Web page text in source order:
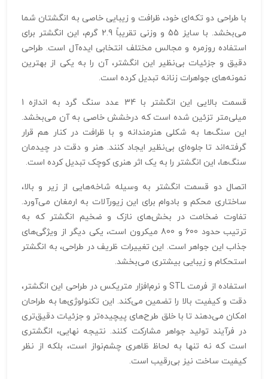
با طراحی دو تکه‌ای خود، ظرافت و زیبایی خاصی به انگشتان شما
می‌بخشد. با سایز 55 و وزنی تقریباً 2.9 گرم، این انگشتر برای
استفاده روزمره و مجالس مختلف انتخابی ایده‌آل است. طراحی
دقیق و جزئیات بی‌نظیر این انگشتر، آن را به یکی از بهترین
نمونه‌های جواهرات زنانه تبدیل کرده است.
قسمت بالایی این انگشتر با 34 عدد سنگ گرد به اندازه 1
میلی‌متر تزئین شده است که درخشش خاصی به آن می‌بخشد.
این سنگ‌ها به شکلی هنرمندانه و با ظرافت در کنار هم قرار
گرفته‌اند تا جلوه‌ای بی‌نظیر ایجاد کنند. هنر و دقت در چیدمان
سنگ‌ها، این انگشتر را به یک اثر هنری کوچک تبدیل کرده است.
اتصال دو قسمت انگشتر به وسیله شاخه‌هایی از زیر و بالا،
ساختاری محکم و بادوام برای این زیورآلات به ارمغان می‌آورد.
تفاوت ضخامت در بخش‌های نازک و ضخیم انگشتر که به
ترتیب حدود 600 و 800 میکرون است، یکی دیگر از ویژگی‌های
جذاب این جواهر است. این تغییرات ظریف در طراحی، به انگشتر
استحکام و زیبایی بیشتری می‌بخشد.
استفاده از فرمت STL و نرم‌افزار متریکس در طراحی این انگشتر،
دقت و کیفیت بالا را تضمین می‌کند. این تکنولوژی‌ها به طراحان
امکان می‌دهند تا با خلق طرح‌های پیچیده‌تر و جزئیات دقیق‌تری
در فرآیند تولید جواهر مشارکت کنند. نتیجه نهایی، انگشتری
است که نه تنها به لحاظ ظاهری چشم‌نواز است، بلکه از نظر
کیفیت ساخت نیز بی‌رقیب است.